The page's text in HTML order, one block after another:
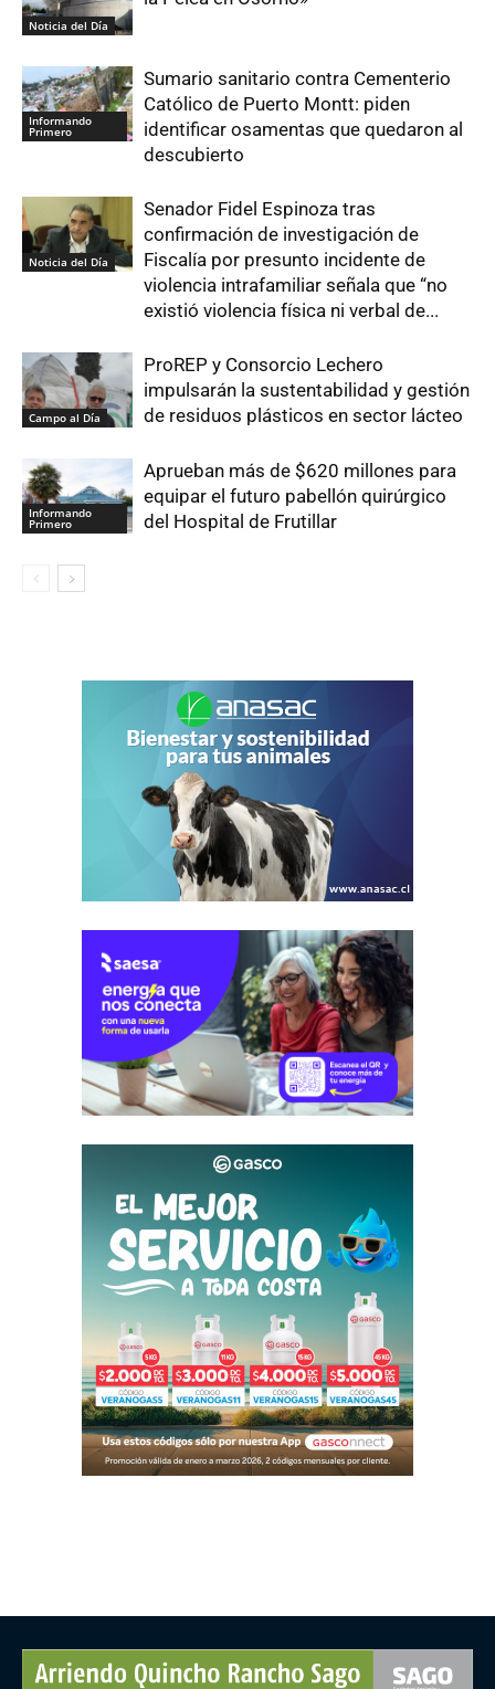
Noticia del Día
Informando
Primero
Sumario sanitario contra Cementerio
Católico de Puerto Montt: piden
identificar osamentas que quedaron al
descubierto
Noticia del Día
Senador Fidel Espinoza tras
confirmación de investigación de
Fiscalía por presunto incidente de
violencia intrafamiliar señala que “no
existió violencia física ni verbal de...
Campo al Día
ProREP y Consorcio Lechero
impulsarán la sustentabilidad y gestión
de residuos plásticos en sector lácteo
Informando
Primero
Aprueban más de $620 millones para
equipar el futuro pabellón quirúrgico
del Hospital de Frutillar